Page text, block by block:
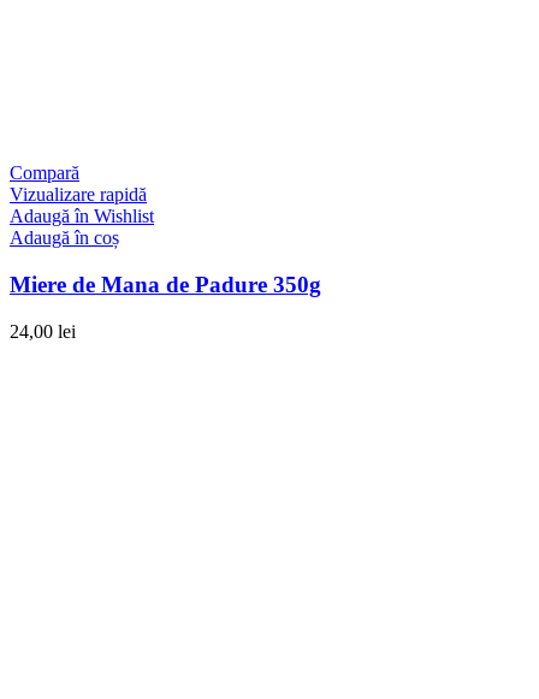
Compară
Vizualizare rapidă
Adaugă în Wishlist
Adaugă în coș
Miere de Mana de Padure 350g
24,00 lei